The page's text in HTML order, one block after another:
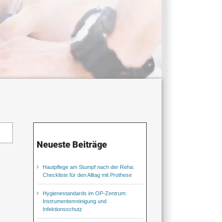
Neueste Beiträge
Hautpflege am Stumpf nach der Reha:
Checkliste für den Alltag mit Prothese
Hygienestandards im OP-Zentrum:
Instrumentenreinigung und
Infektionsschutz